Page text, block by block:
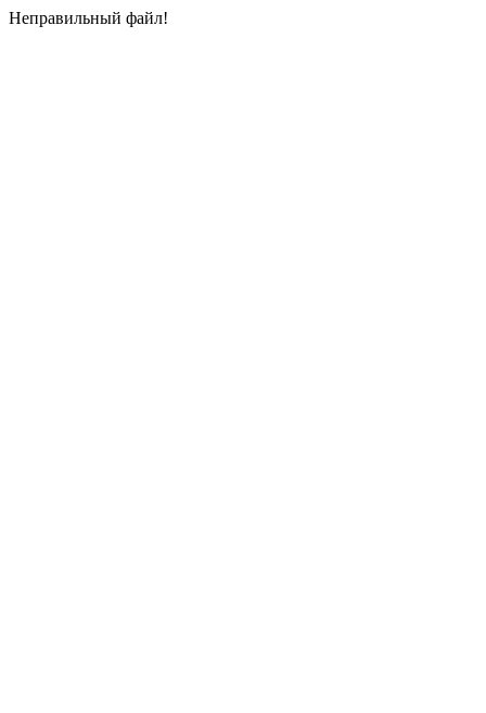
Неправильный файл!